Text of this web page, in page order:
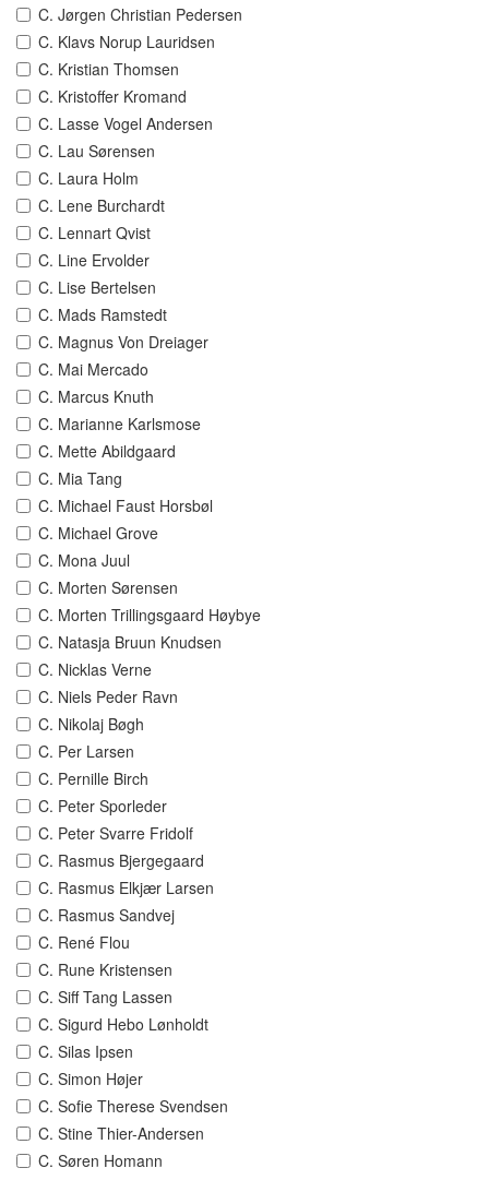
C. Jørgen Christian Pedersen
C. Klavs Norup Lauridsen
C. Kristian Thomsen
C. Kristoffer Kromand
C. Lasse Vogel Andersen
C. Lau Sørensen
C. Laura Holm
C. Lene Burchardt
C. Lennart Qvist
C. Line Ervolder
C. Lise Bertelsen
C. Mads Ramstedt
C. Magnus Von Dreiager
C. Mai Mercado
C. Marcus Knuth
C. Marianne Karlsmose
C. Mette Abildgaard
C. Mia Tang
C. Michael Faust Horsbøl
C. Michael Grove
C. Mona Juul
C. Morten Sørensen
C. Morten Trillingsgaard Høybye
C. Natasja Bruun Knudsen
C. Nicklas Verne
C. Niels Peder Ravn
C. Nikolaj Bøgh
C. Per Larsen
C. Pernille Birch
C. Peter Sporleder
C. Peter Svarre Fridolf
C. Rasmus Bjergegaard
C. Rasmus Elkjær Larsen
C. Rasmus Sandvej
C. René Flou
C. Rune Kristensen
C. Siff Tang Lassen
C. Sigurd Hebo Lønholdt
C. Silas Ipsen
C. Simon Højer
C. Sofie Therese Svendsen
C. Stine Thier-Andersen
C. Søren Homann